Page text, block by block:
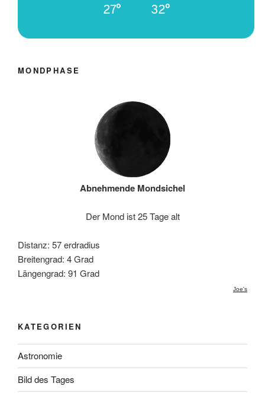
27° 32°
MONDPHASE
Abnehmende Mondsichel
Der Mond ist 25 Tage alt
Distanz: 57 erdradius
Breitengrad: 4 Grad
Längengrad: 91 Grad
Joe's
KATEGORIEN
Astronomie
Bild des Tages